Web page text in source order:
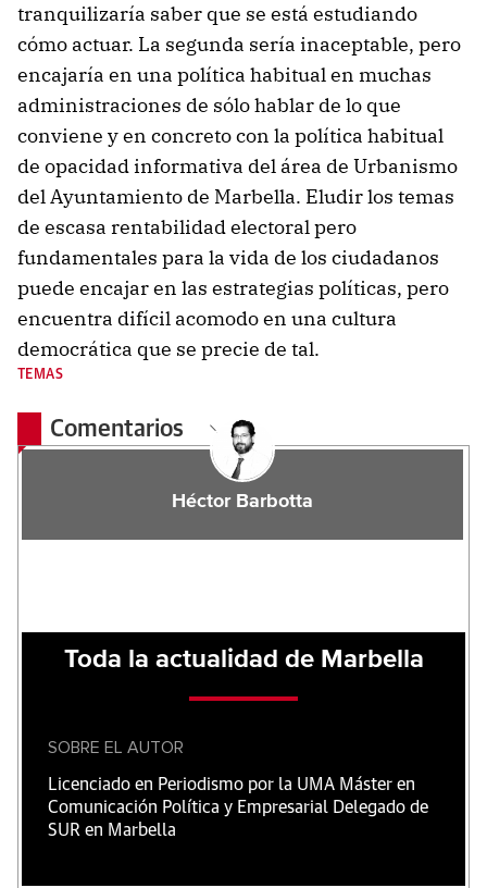
tranquilizaría saber que se está estudiando
cómo actuar. La segunda sería inaceptable, pero
encajaría en una política habitual en muchas
administraciones de sólo hablar de lo que
conviene y en concreto con la política habitual
de opacidad informativa del área de Urbanismo
del Ayuntamiento de Marbella. Eludir los temas
de escasa rentabilidad electoral pero
fundamentales para la vida de los ciudadanos
puede encajar en las estrategias políticas, pero
encuentra difícil acomodo en una cultura
democrática que se precie de tal.
TEMAS
Comentarios
Héctor Barbotta
Toda la actualidad de Marbella
SOBRE EL AUTOR
Licenciado en Periodismo por la UMA Máster en
Comunicación Política y Empresarial Delegado de
SUR en Marbella